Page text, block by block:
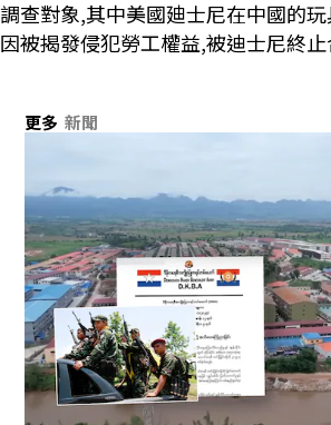
調查對象,其中美國廸士尼在中國的
因被揭發侵犯勞工權益,被迪士尼終止
更多 新聞